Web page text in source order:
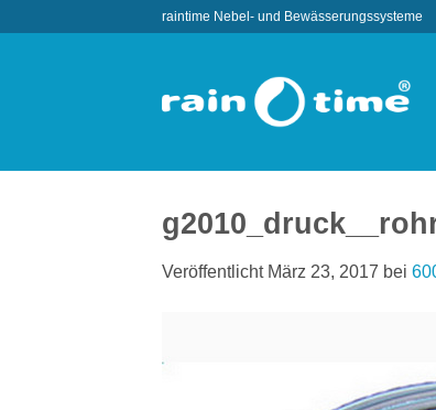
raintime Nebel- und Bewässerungssysteme
Veröffentlicht März 23, 2017 bei